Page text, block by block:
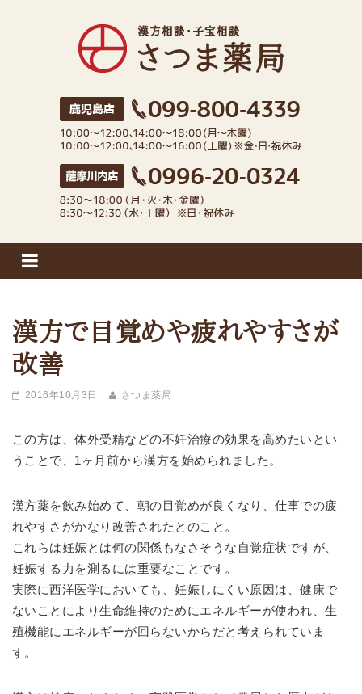
漢方で目覚めや疲れやすさが
改善
2016年10月3日 さつま薬局
この方は、体外受精などの不妊治療の効果を高めたいとい
うことで、1ヶ月前から漢方を始められました。
漢方薬を飲み始めて、朝の目覚めが良くなり、仕事での疲
れやすさがかなり改善されたとのこと。
これらは妊娠とは何の関係もなさそうな自覚症状ですが、
妊娠する力を測るには重要なことです。
実際に西洋医学においても、妊娠しにくい原因は、健康で
ないことにより生命維持のためにエネルギーが使われ、生
殖機能にエネルギーが回らないからだと考えられていま
す。